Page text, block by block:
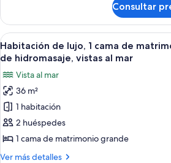
matrimonio
grande,
no
fumadores
económica,
cama
de
grande,
no
fumadores
Consultar
Abrir
todas
fotos
de
Habitación
de
lujo,
1
11
Habitación de lujo, 1 cama de
de hidromasaje, vistas al mar
Vista al mar
36 m²
1 habitación
2 huéspedes
1 cama de matrimonio grande
Ver más detalles
Más